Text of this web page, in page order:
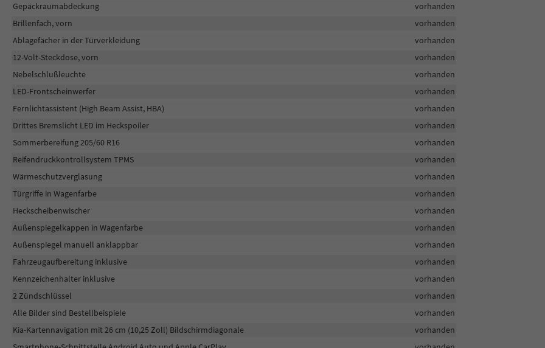
Gepäckraumabdeckung
vorhanden
Brillenfach, vorn
vorhanden
Ablagefächer in der Türverkleidung
vorhanden
12-Volt-Steckdose, vorn
vorhanden
Nebelschlußleuchte
vorhanden
LED-Frontscheinwerfer
vorhanden
Fernlichtassistent (High Beam Assist, HBA)
vorhanden
Drittes Bremslicht LED im Heckspoiler
vorhanden
Sommerbereifung 205/60 R16
vorhanden
Reifendruckkontrollsystem TPMS
vorhanden
Wärmeschutzverglasung
vorhanden
Türgriffe in Wagenfarbe
vorhanden
Heckscheibenwischer
vorhanden
Außenspiegelkappen in Wagenfarbe
vorhanden
Außenspiegel manuell anklappbar
vorhanden
Fahrzeugaufbereitung inklusive
vorhanden
Kennzeichenhalter inklusive
vorhanden
2 Zündschlüssel
vorhanden
Alle Bilder sind Bestellbeispiele
vorhanden
Kia-Kartennavigation mit 26 cm (10,25 Zoll) Bildschirmdiagonale
vorhanden